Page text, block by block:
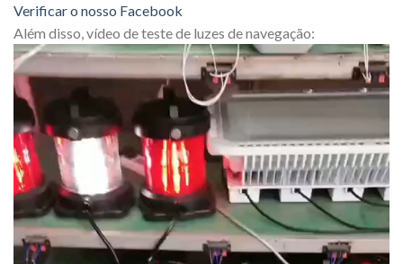
Verificar o nosso Facebook
Além disso, vídeo de teste de luzes de navegação:
Video
Player